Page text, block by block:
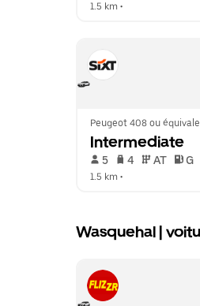
1.5 km •
Peugeot 408 ou
Intermediate
5 4 AT G
1.5 km •
Wasquehal |